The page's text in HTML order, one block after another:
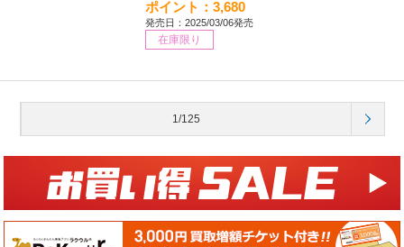
ポイント：3,680
発売日：2025/03/06発売
在庫限り
1/125